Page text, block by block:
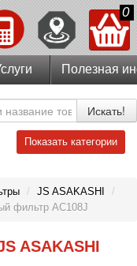
0
Полезная
Искать!
Показать категории
/ JS ASAKASHI
/
фильтр AC108J
ASAKASHI